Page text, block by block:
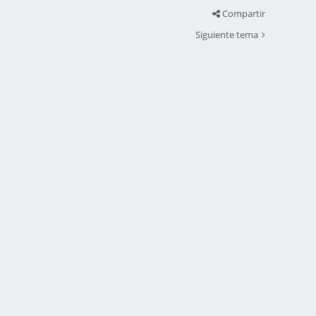
Compartir
Siguiente tema